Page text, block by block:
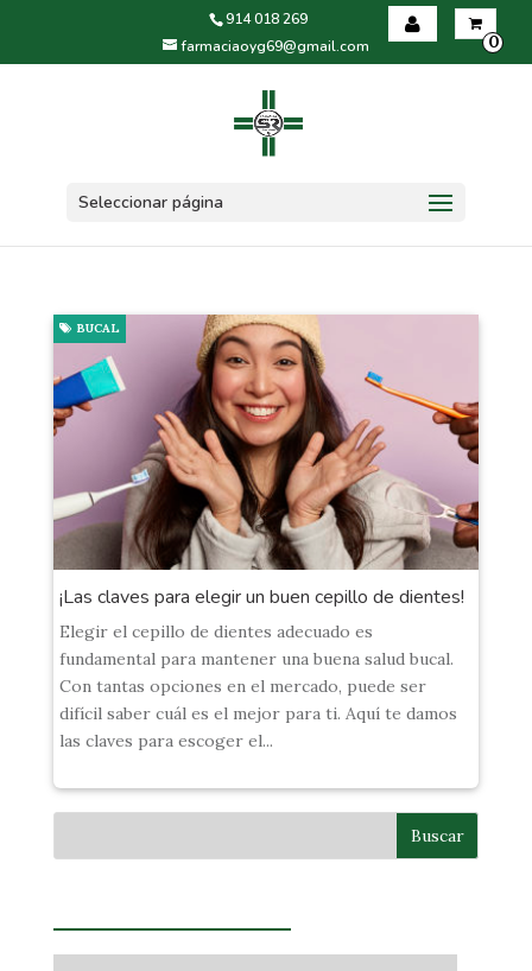
914 018 269
farmaciaoyg69@gmail.com
0
Iniciar sesión
Registrarse
Seleccionar página
¡Las claves para elegir un buen cepillo de dientes!
BUCAL
Elegir el cepillo de dientes adecuado es
fundamental para mantener una buena salud bucal.
Con tantas opciones en el mercado, puede ser
difícil saber cuál es el mejor para ti. Aquí te damos
las claves para escoger el...